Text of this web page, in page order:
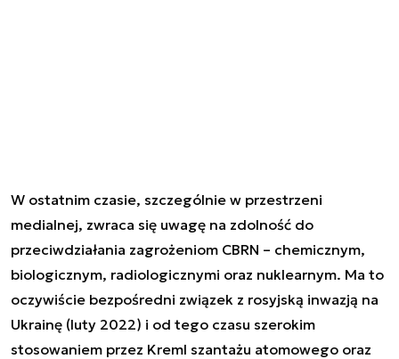
W ostatnim czasie, szczególnie w przestrzeni
medialnej, zwraca się uwagę na zdolność do
przeciwdziałania zagrożeniom CBRN – chemicznym,
biologicznym, radiologicznymi oraz nuklearnym. Ma to
oczywiście bezpośredni związek z rosyjską inwazją na
Ukrainę (luty 2022) i od tego czasu szerokim
stosowaniem przez Kreml szantażu atomowego oraz